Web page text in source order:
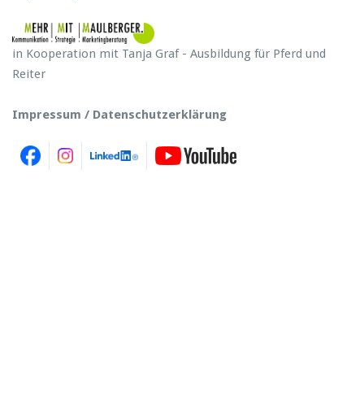
in Kooperation mit Tanja Graf - Ausbildung für Pferd und
Reiter
Impressum / Datenschutzerklärung